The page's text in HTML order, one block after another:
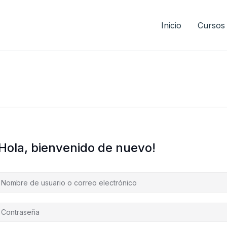
Inicio Cursos
bienvenido de nuevo!